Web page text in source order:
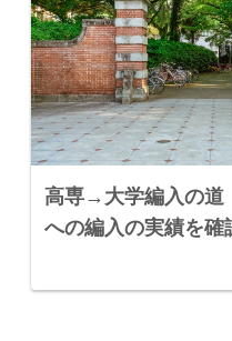
高専→大学編入の
への編入の実績を確